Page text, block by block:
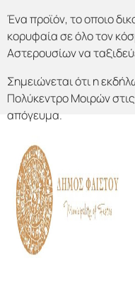
Ένα προϊόν, το οποιο
κορυφαία σε όλο τον
Αστερουσίων να
Σημειώνεται ότι η
Πολύκεντρο Μοιρών
απόγευμα.